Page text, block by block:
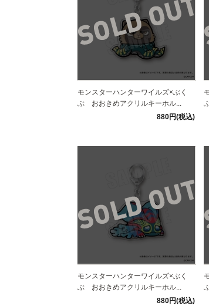
モンスターハンターワイルズ×ぶく
ぶ おおきめアクリルキーホル...
880円(税込)
モンスターハンターワイルズ×ぶく
ぶ おおきめアクリルキーホル...
880円(税込)